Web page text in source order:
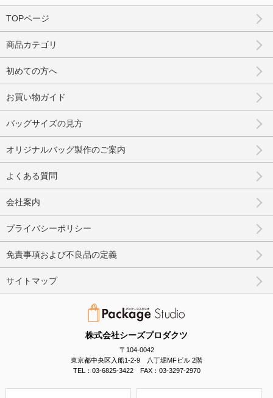
株式会社シーズプロダクツ
〒104-0042
東京都中央区入船1-2-9 八丁堀MFビル 2階
TEL：03-6825-3422 FAX：03-3297-2970
TOPページ
商品カテゴリ
初めての方へ
お買い物ガイド
バッグサイズの見方
オリジナルバッグ製作のご案内
よくある質問
会社案内
プライバシーポリシー
免責事項および不良品の定義
サイトマップ